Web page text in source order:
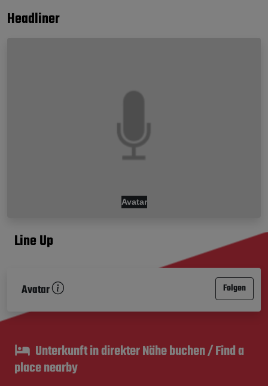
Headliner
Avatar
Line Up
Avatar Folgen
Unterkunft in direkter Nähe buchen / Find a
place nearby